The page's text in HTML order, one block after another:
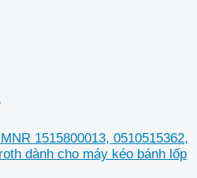
1515800013, 0510515362,
dành cho máy kéo bánh lốp